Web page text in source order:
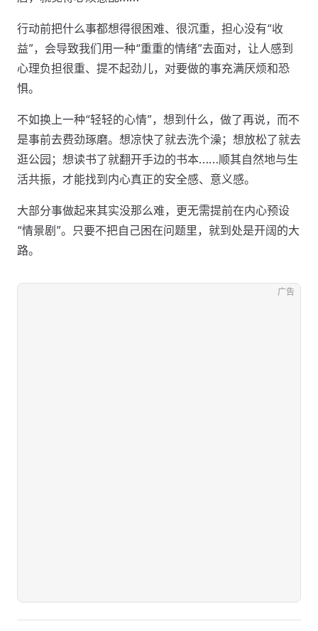
行动前把什么事都想得很困难、很沉重，担心没有“收
益”，会导致我们用一种“重重的情绪”去面对，让人感到
心理负担很重、提不起劲儿，对要做的事充满厌烦和恐
惧。
不如换上一种“轻轻的心情”，想到什么，做了再说，而不
是事前去费劲琢磨。想凉快了就去洗个澡；想放松了就去
逛公园；想读书了就翻开手边的书本……顺其自然地与生
活共振，才能找到内心真正的安全感、意义感。
大部分事做起来其实没那么难，更无需提前在内心预设
“情景剧”。只要不把自己困在问题里，就到处是开阔的大
路。
广告